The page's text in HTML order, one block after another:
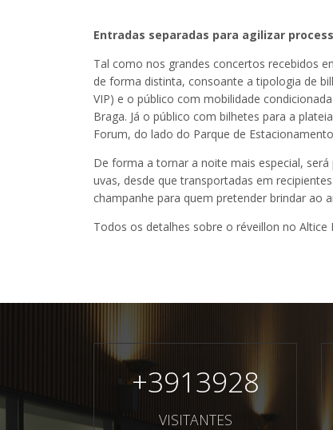
Entradas separadas para agilizar
Tal como nos grandes concertos recebidos
de forma distinta, consoante a tipologia de
VIP) e o público com mobilidade
Braga. Já o público com bilhetes para a
Forum, do lado do Parque de
De forma a tornar a noite mais especial,
uvas, desde que transportadas em
champanhe para quem pretender brindar ao
Todos os detalhes sobre o réveillon no
+3913928
VISITANTES